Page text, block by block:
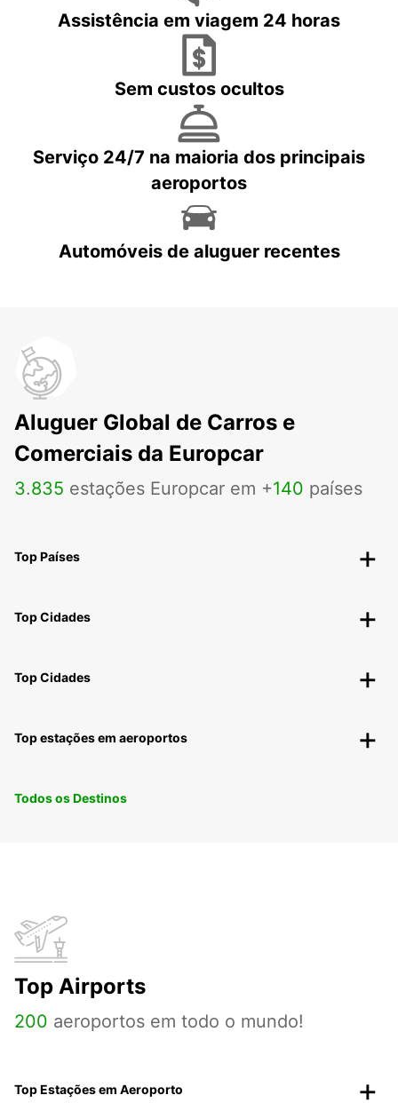
Assistência em viagem 24 horas
Sem custos ocultos
Serviço 24/7 na maioria dos principais
aeroportos
Automóveis de aluguer recentes
Aluguer Global de Carros e
Comerciais da Europcar
3.835 estações Europcar em +140 países
Top Países
Top Cidades
Top Cidades
Top estações em aeroportos
Todos os Destinos
Top Airports
200 aeroportos em todo o mundo!
Top Estações em Aeroporto